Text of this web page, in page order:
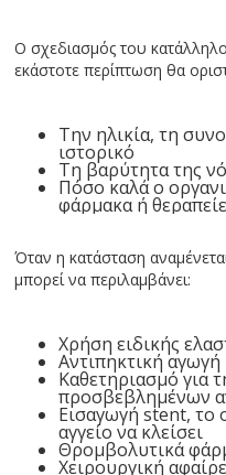
Ο σχεδιασμός του
εκάστοτε περίπτωση θα
Την ηλικία, τη
ιστορικό
Τη βαρύτητα της
Πόσο καλά ο
φάρμακα ή
Όταν η κατάσταση
μπορεί να περιλαμβάνει:
Χρήση ειδικής
Αντιπηκτική αγωγή
Καθετηριασμό για
προσβεβλημένων
Εισαγωγή stent, το
αγγείο να κλείσει
Θρομβολυτικά
Χειρουργική